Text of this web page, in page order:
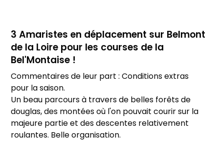
3 Amaristes en déplacement sur Belmont
de la Loire pour les courses de la
Bel'Montaise !
Commentaires de leur part : Conditions extras
pour la saison.
Un beau parcours à travers de belles forêts de
douglas, des montées où l'on pouvait courir sur la
majeure partie et des descentes relativement
roulantes. Belle organisation.